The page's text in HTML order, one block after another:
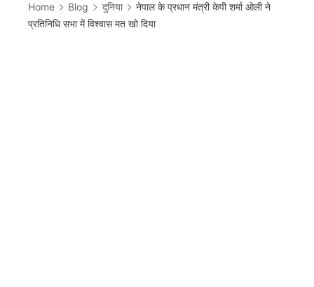
Home Blog दुनिया
नेपाल के प्रधान मंत्री केपी शर्मा ओली ने
प्रतिनिधि सभा में विश्वास मत खो दिया